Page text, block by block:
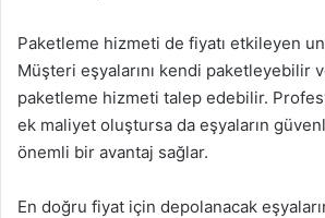
Paketleme hizmeti de fiyatı etkileyen
Müşteri eşyalarını kendi paketleyebilir
paketleme hizmeti talep edebilir.
ek maliyet oluştursa da eşyaların
önemli bir avantaj sağlar.
En doğru fiyat için depolanacak